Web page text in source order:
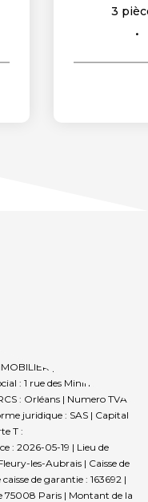
3
| Raison
: 1 rue des Minimes -
: Orléans | Numero TVA
juridique : SAS | Capital
T :
: 2026-05-19 | Lieu de
les-Aubrais | Caisse de
de garantie : 163692 |
75008 Paris | Montant de la